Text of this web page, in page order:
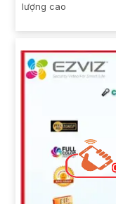
lượng cao